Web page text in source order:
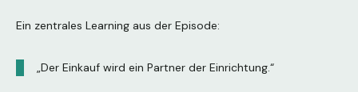
Ein zentrales Learning aus der Episode:
„Der Einkauf wird ein Partner der Einrichtung.“